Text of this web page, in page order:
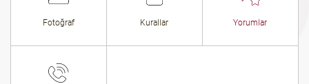
Fotoğraf Kurallar Yorumlar